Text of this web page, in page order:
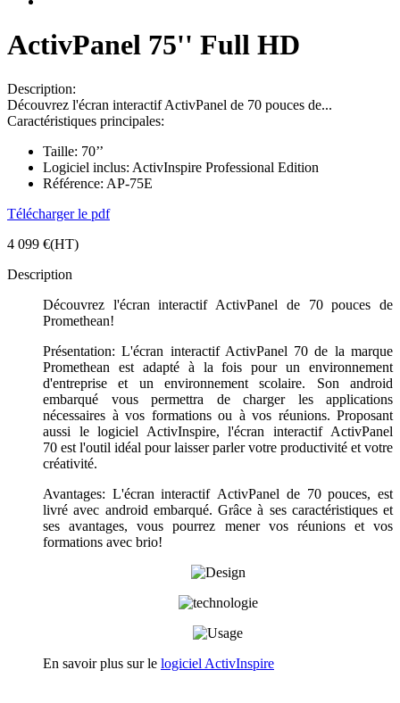
ActivPanel 75'' Full HD
Description:
Découvrez l'écran interactif ActivPanel de 70 pouces de...
Caractéristiques principales:
Taille: 70’’
Logiciel inclus: ActivInspire Professional Edition
Référence: AP-75E
Télécharger le pdf
4 099 €(HT)
Description
Découvrez l'écran interactif ActivPanel de 70 pouces de
Promethean!
Présentation: L'écran interactif ActivPanel 70 de la marque
Promethean est adapté à la fois pour un environnement
d'entreprise et un environnement scolaire. Son android
embarqué vous permettra de charger les applications
nécessaires à vos formations ou à vos réunions. Proposant
aussi le logiciel ActivInspire, l'écran interactif ActivPanel
70 est l'outil idéal pour laisser parler votre productivité et votre
créativité.
Avantages: L'écran interactif ActivPanel de70 pouces, est
livré avec android embarqué. Grâce à ses caractéristiques et
ses avantages, vous pourrez mener vos réunions et vos
formations avec brio!
En savoir plus sur le logiciel ActivInspire